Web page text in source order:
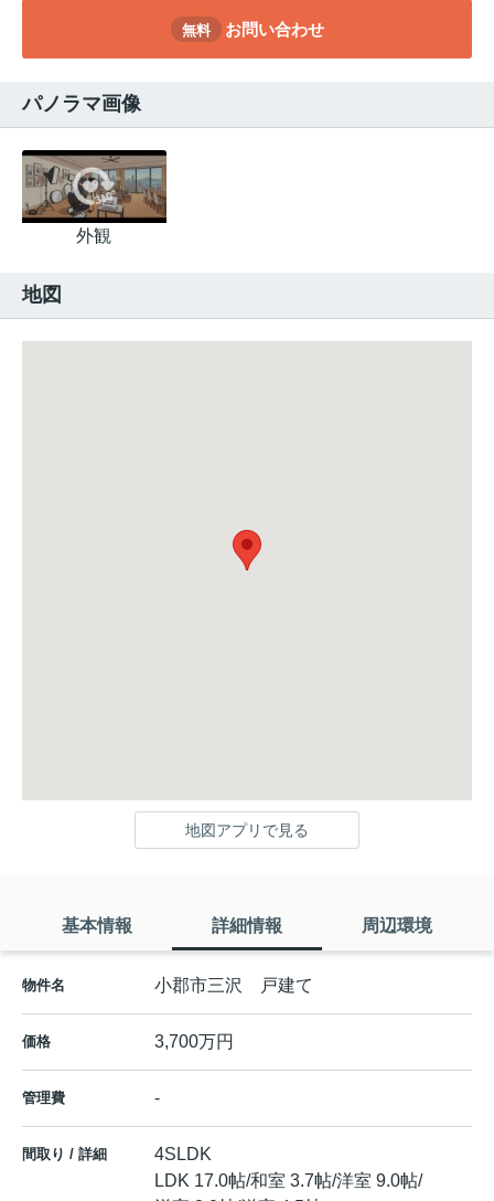
無料 お問い合わせ
パノラマ画像
外観
地図
地図アプリで見る
基本情報 詳細情報 周辺環境
物件名 小郡市三沢 戸建て
価格 3,700万円
管理費 -
間取り / 詳細
4SLDK
LDK 17.0帖/和室 3.7帖/洋室 9.0帖/